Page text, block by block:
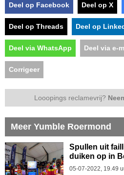
Deel op Facebook Deel op X
Deel op Threads Deel op
Deel via WhatsApp Deel via e-
Corrigeer
Looopings reclamevrij?
Meer Yumble Roermond
Spullen uit
duiken op in
05-07-2022, 19.49